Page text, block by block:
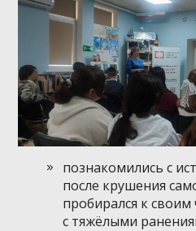
познакомились с
после крушения
пробирался к
с тяжёлыми